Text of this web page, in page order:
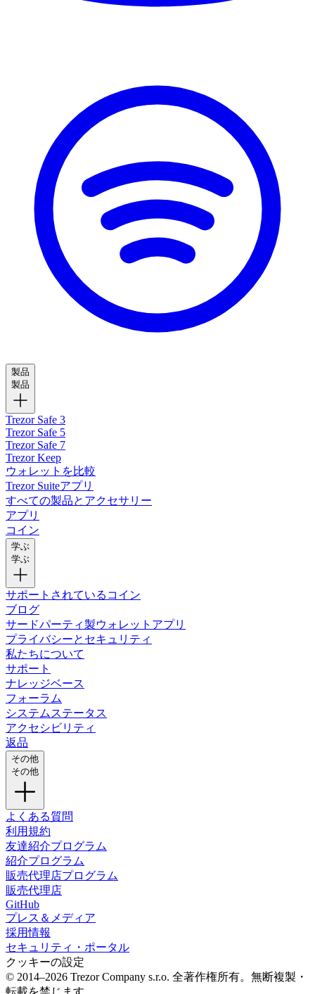
製品
製品
Trezor Safe 3
Trezor Safe 5
Trezor Safe 7
Trezor Keep
ウォレットを比較
Trezor Suiteアプリ
すべての製品とアクセサリー
アプリ
コイン
学ぶ
学ぶ
サポートされているコイン
ブログ
サードパーティ製ウォレットアプリ
プライバシーとセキュリティ
私たちについて
サポート
ナレッジベース
フォーラム
システムステータス
アクセシビリティ
返品
その他
その他
よくある質問
利用規約
友達紹介プログラム
紹介プログラム
販売代理店プログラム
販売代理店
GitHub
プレス＆メディア
採用情報
セキュリティ・ポータル
クッキーの設定
© 2014–2026 Trezor Company s.r.o. 全著作権所有。無断複製・
転載を禁じます。